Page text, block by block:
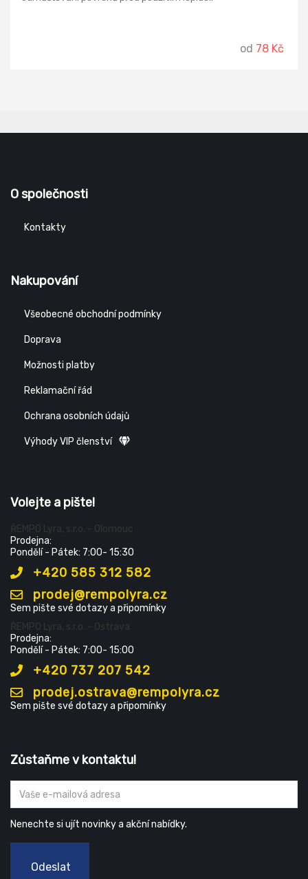
od 78 Kč
O společnosti
Kontakty
Nakupování
Všeobecné obchodní podmínky
Doprava
Možnosti platby
Reklamační řád
Ochrana osobních údajů
Výhody VIP členství
Volejte a pište!
ŘEMPO Lyra, s.r.o. - Olomouc
Prodejna:
Pondělí - Pátek: 7:00- 15:30
+420 585 312 582
prodej@rempolyra.cz
Sem pište své dotazy a připomínky
ŘEMPO Lyra, s.r.o. - Ostrava
Prodejna:
Pondělí - Pátek: 7:00- 15:00
+420 737 207 542
prodej.ostrava@rempolyra.cz
Sem pište své dotazy a připomínky
Zůstaňme v kontaktu!
Nenechte si ujít novinky a akční nabídky.
Odeslat